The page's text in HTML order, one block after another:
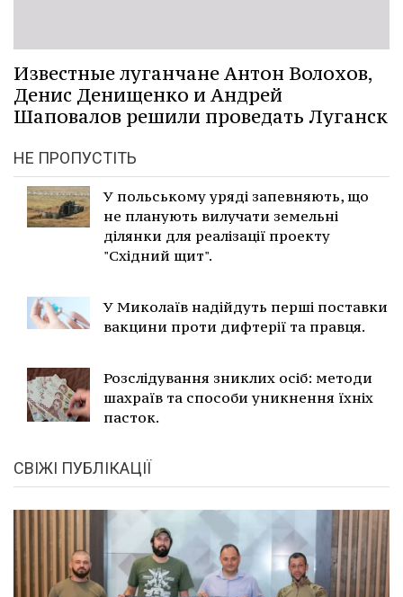
Известные луганчане Антон Волохов,
Денис Денищенко и Андрей
Шаповалов решили проведать Луганск
НЕ ПРОПУСТІТЬ
У польському уряді запевняють, що
не планують вилучати земельні
ділянки для реалізації проекту
"Східний щит".
У Миколаїв надійдуть перші поставки
вакцини проти дифтерії та правця.
Розслідування зниклих осіб: методи
шахраїв та способи уникнення їхніх
пасток.
СВІЖІ ПУБЛІКАЦІЇ